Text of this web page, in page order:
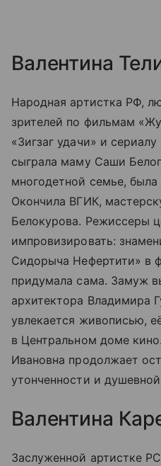
Валентина
Народная артистка РФ,
зрителей по фильмам
«Зигзаг удачи» и
сыграла маму Саши
многодетной семье,
Окончила ВГИК,
Белокурова. Режиссеры
импровизировать:
Сидорыча Нефертити» в
придумала сама. Замуж
архитектора Владимира
увлекается живописью,
в Центральном доме
Ивановна продолжает
утонченности и
Валентина
Заслуженной артистке